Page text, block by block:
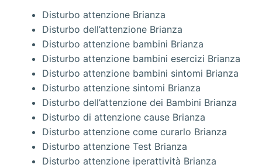
Disturbo attenzione Brianza
Disturbo dell’attenzione Brianza
Disturbo attenzione bambini Brianza
Disturbo attenzione bambini esercizi Brianza
Disturbo attenzione bambini sintomi Brianza
Disturbo attenzione sintomi Brianza
Disturbo dell’attenzione dei Bambini Brianza
Disturbo di attenzione cause Brianza
Disturbo attenzione come curarlo Brianza
Disturbo attenzione Test Brianza
Disturbo attenzione iperattività Brianza